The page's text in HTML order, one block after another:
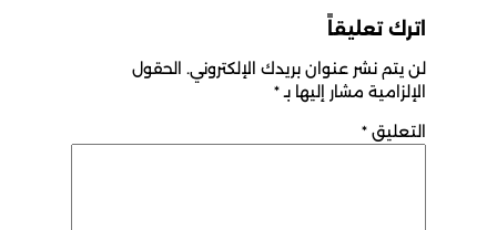
اترك تعليقاً
لن يتم نشر عنوان بريدك الإلكتروني. الحقول
الإلزامية مشار إليها بـ*
التعليق *